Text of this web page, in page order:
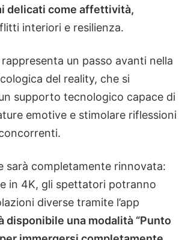
delicati come affettività,
interiori e resilienza.
un passo avanti nella
del reality, che si
supporto tecnologico capace di
emotive e stimolare riflessioni
sarà completamente rinnovata:
in 4K, gli spettatori potranno
diverse tramite l’app
disponibile una modalità “Punto